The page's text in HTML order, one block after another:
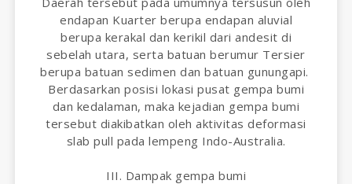
endapan Kuarter berupa endapan aluvial
berupa kerakal dan kerikil dari andesit di
sebelah utara, serta batuan berumur Tersier
berupa batuan sedimen dan batuan gunungapi.
Berdasarkan posisi lokasi pusat gempa bumi
dan kedalaman, maka kejadian gempa bumi
tersebut diakibatkan oleh aktivitas deformasi
slab pull pada lempeng Indo-Australia.
III. Dampak gempa bumi